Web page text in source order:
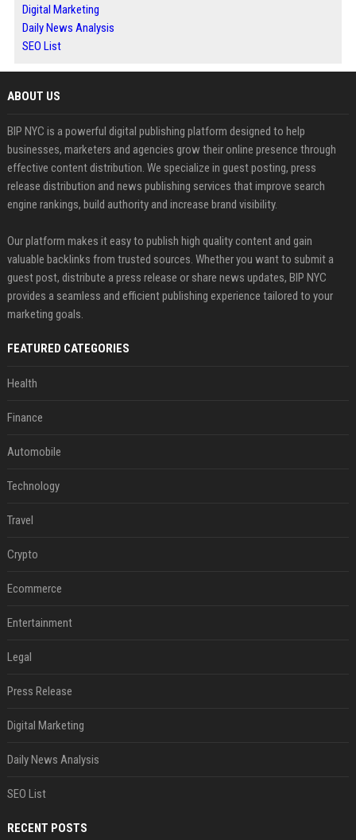
Digital Marketing
Daily News Analysis
SEO List
ABOUT US
BIP NYC is a powerful digital publishing platform designed to help
businesses, marketers and agencies grow their online presence through
effective content distribution. We specialize in guest posting, press
release distribution and news publishing services that improve search
engine rankings, build authority and increase brand visibility.
Our platform makes it easy to publish high quality content and gain
valuable backlinks from trusted sources. Whether you want to submit a
guest post, distribute a press release or share news updates, BIP NYC
provides a seamless and efficient publishing experience tailored to your
marketing goals.
FEATURED CATEGORIES
Health
Finance
Automobile
Technology
Travel
Crypto
Ecommerce
Entertainment
Legal
Press Release
Digital Marketing
Daily News Analysis
SEO List
RECENT POSTS